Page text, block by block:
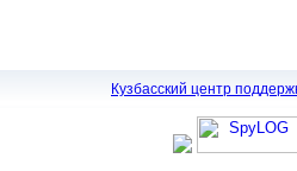
Кузбасский центр